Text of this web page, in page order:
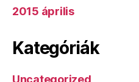
2015 április
Kategóriák
Uncategorized